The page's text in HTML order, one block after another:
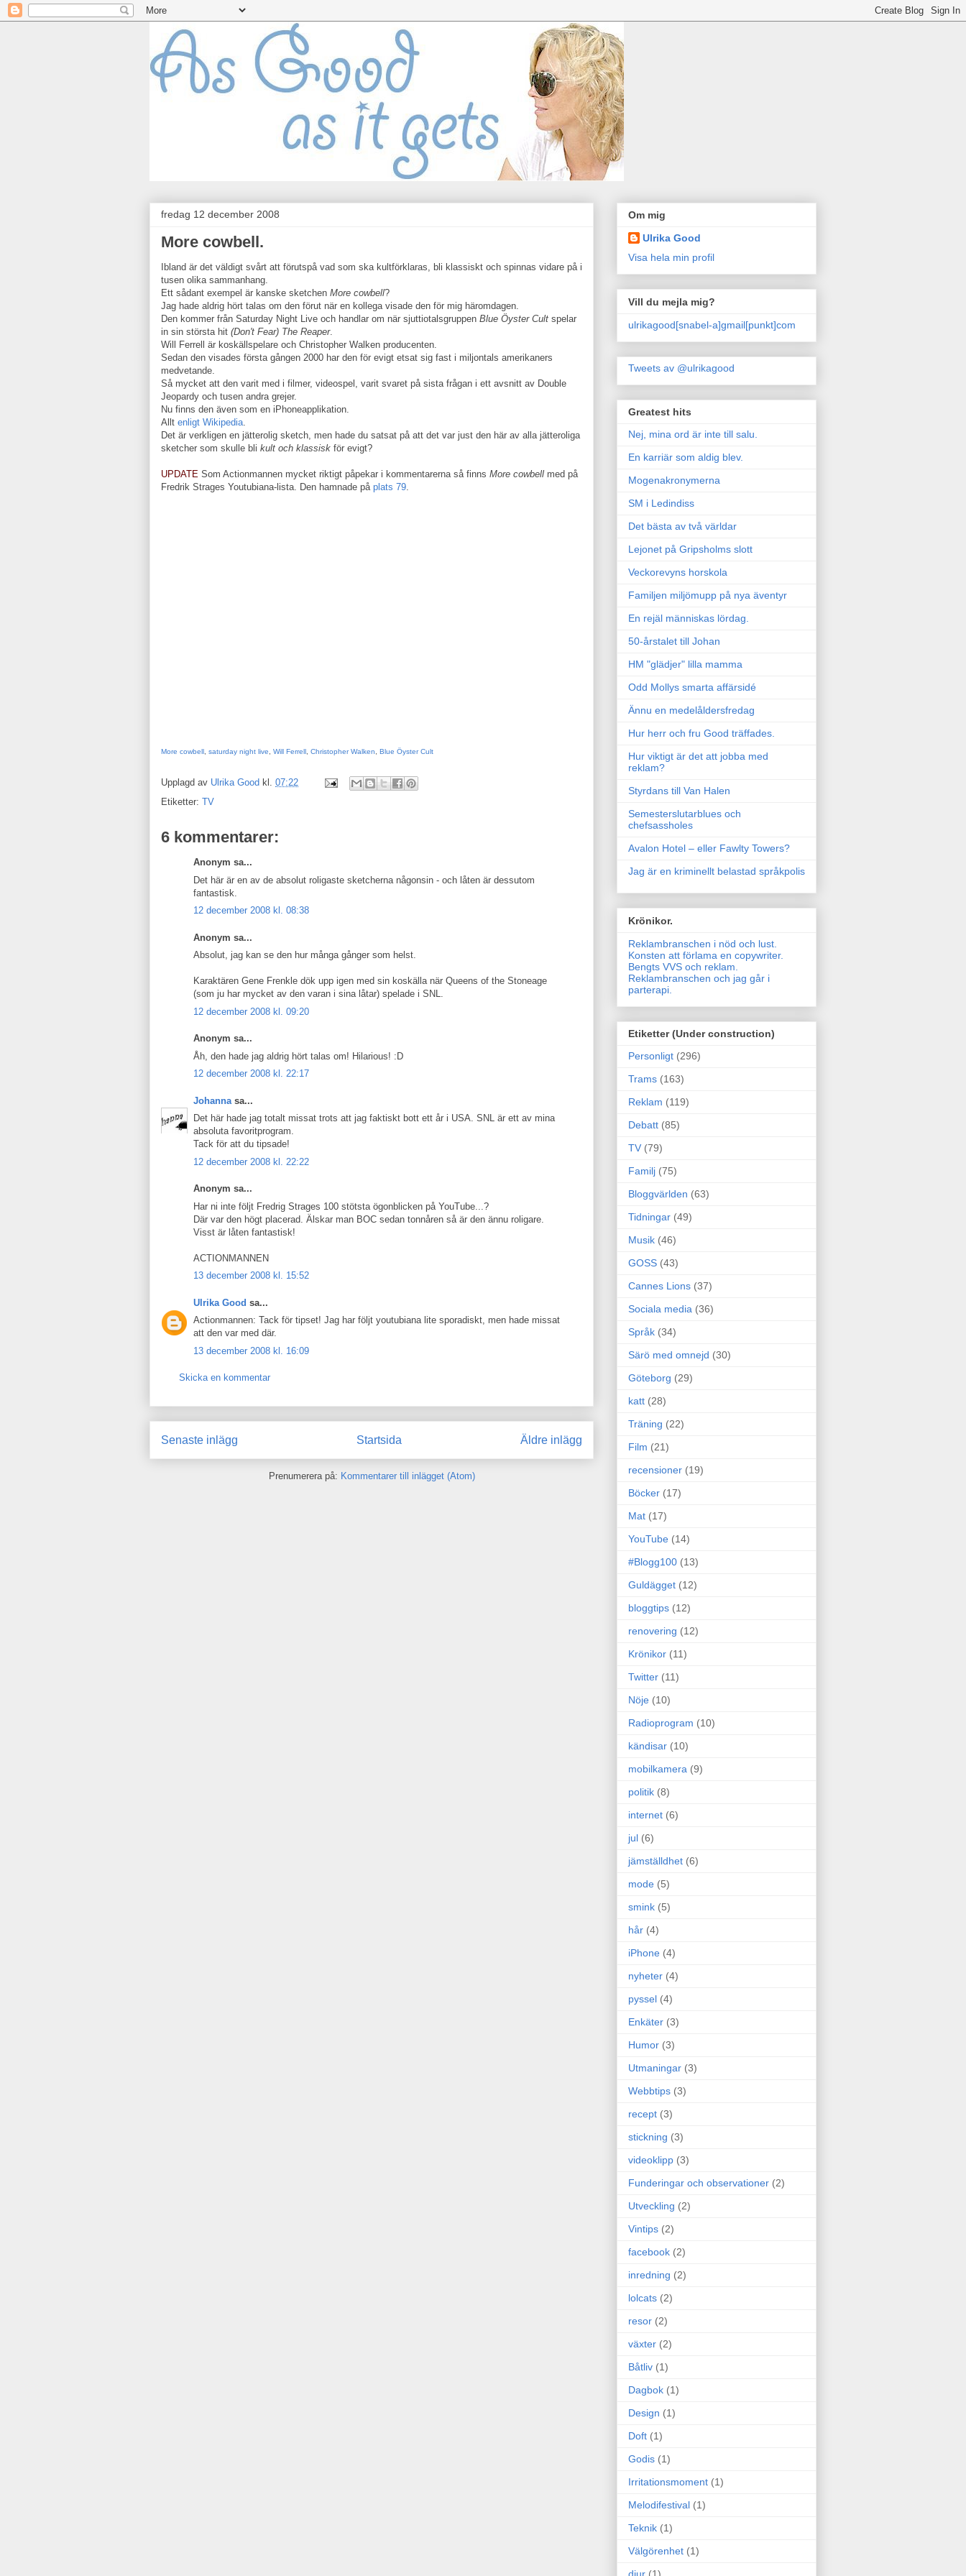
fredag 12 december 2008
More cowbell.
Ibland är det väldigt svårt att förutspå vad som ska kultförklaras, bli klassiskt och spinnas vidare på i
tusen olika sammanhang.
Ett sådant exempel är kanske sketchen More cowbell?
Jag hade aldrig hört talas om den förut när en kollega visade den för mig häromdagen.
Den kommer från Saturday Night Live och handlar om när sjuttiotalsgruppen Blue Öyster Cult spelar
in sin största hit (Don't Fear) The Reaper.
Will Ferrell är koskällspelare och Christopher Walken producenten.
Sedan den visades första gången 2000 har den för evigt etsat sig fast i miljontals amerikaners
medvetande.
Så mycket att den varit med i filmer, videospel, varit svaret på sista frågan i ett avsnitt av Double
Jeopardy och tusen andra grejer.
Nu finns den även som en iPhoneapplikation.
Allt enligt Wikipedia.
Det är verkligen en jätterolig sketch, men hade du satsat på att det var just den här av alla jätteroliga
sketcher som skulle bli kult och klassisk för evigt?
UPDATE Som Actionmannen mycket riktigt påpekar i kommentarerna så finns More cowbell med på
Fredrik Strages Youtubiana-lista. Den hamnade på plats 79.
More cowbell saturday night live Will Ferrell Christopher Walken Blue Öyster Cult
Upplagd av Ulrika Good kl. 07:22
Etiketter: TV
6 kommentarer:
Anonym sa...
Det här är en av de absolut roligaste sketcherna någonsin - och låten är dessutom
fantastisk.
12 december 2008 kl. 08:38
Anonym sa...
Absolut, jag kan se den hur många gånger som helst.
Karaktären Gene Frenkle dök upp igen med sin koskälla när Queens of the Stoneage
(som ju har mycket av den varan i sina låtar) spelade i SNL.
12 december 2008 kl. 09:20
Anonym sa...
Åh, den hade jag aldrig hört talas om! Hilarious! :D
12 december 2008 kl. 22:17
Johanna sa...
Det här hade jag totalt missat trots att jag faktiskt bott ett år i USA. SNL är ett av mina
absoluta favoritprogram.
Tack för att du tipsade!
12 december 2008 kl. 22:22
Anonym sa...
Har ni inte följt Fredrig Strages 100 stötsta ögonblicken på YouTube...?
Där var den högt placerad. Älskar man BOC sedan tonnåren så är den ännu roligare.
Visst är låten fantastisk!
ACTIONMANNEN
13 december 2008 kl. 15:52
Ulrika Good sa...
Actionmannen: Tack för tipset! Jag har följt youtubiana lite sporadiskt, men hade missat
att den var med där.
13 december 2008 kl. 16:09
Skicka en kommentar
Senaste inlägg Äldre inlägg
Startsida
Prenumerera på: Kommentarer till inlägget (Atom)
Om mig
Ulrika Good
Visa hela min profil
Vill du mejla mig?
ulrikagood[snabel-a]gmail[punkt]com
Tweets av @ulrikagood
Greatest hits
Nej, mina ord är inte till salu.
En karriär som aldig blev.
Mogenakronymerna
SM i Ledindiss
Det bästa av två världar
Lejonet på Gripsholms slott
Veckorevyns horskola
Familjen miljömupp på nya äventyr
En rejäl människas lördag.
50-årstalet till Johan
HM "glädjer" lilla mamma
Odd Mollys smarta affärsidé
Ännu en medelåldersfredag
Hur herr och fru Good träffades.
Hur viktigt är det att jobba med
reklam?
Styrdans till Van Halen
Semesterslutarblues och
chefsassholes
Avalon Hotel – eller Fawlty Towers?
Jag är en kriminellt belastad språkpolis
Krönikor.
Reklambranschen i nöd och lust.
Konsten att förlama en copywriter.
Bengts VVS och reklam.
Reklambranschen och jag går i
parterapi.
Etiketter (Under construction)
Personligt (296)
Trams (163)
Reklam (119)
Debatt (85)
TV (79)
Familj (75)
Bloggvärlden (63)
Tidningar (49)
Musik (46)
GOSS (43)
Cannes Lions (37)
Sociala media (36)
Språk (34)
Särö med omnejd (30)
Göteborg (29)
katt (28)
Träning (22)
Film (21)
recensioner (19)
Böcker (17)
Mat (17)
YouTube (14)
#Blogg100 (13)
Guldägget (12)
bloggtips (12)
renovering (12)
Krönikor (11)
Twitter (11)
Nöje (10)
Radioprogram (10)
kändisar (10)
mobilkamera (9)
politik (8)
internet (6)
jul (6)
jämställdhet (6)
mode (5)
smink (5)
hår (4)
iPhone (4)
nyheter (4)
pyssel (4)
Enkäter (3)
Humor (3)
Utmaningar (3)
Webbtips (3)
recept (3)
stickning (3)
videoklipp (3)
Funderingar och observationer (2)
Utveckling (2)
Vintips (2)
facebook (2)
inredning (2)
lolcats (2)
resor (2)
växter (2)
Båtliv (1)
Dagbok (1)
Design (1)
Doft (1)
Godis (1)
Irritationsmoment (1)
Melodifestival (1)
Teknik (1)
Välgörenhet (1)